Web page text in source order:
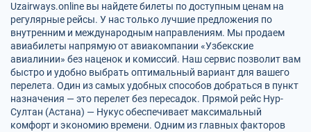
Uzairways.online вы найдете билеты по доступным ценам на
регулярные рейсы. У нас только лучшие предложения по
внутренним и международным направлениям. Мы продаем
авиабилеты напрямую от авиакомпании «Узбекские
авиалинии» без наценок и комиссий. Наш сервис позволит вам
быстро и удобно выбрать оптимальный вариант для вашего
перелета. Один из самых удобных способов добраться в пункт
назначения — это перелет без пересадок. Прямой рейс Нур-
Султан (Астана) — Нукус обеспечивает максимальный
комфорт и экономию времени. Одним из главных факторов